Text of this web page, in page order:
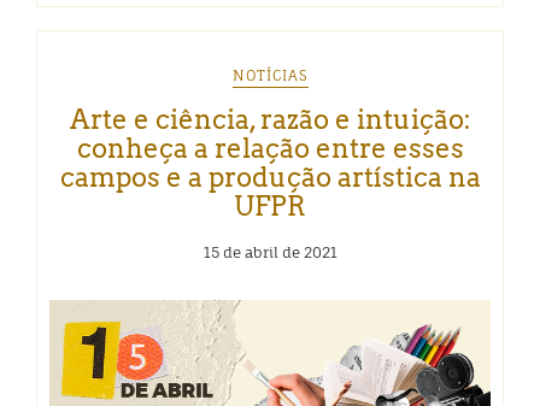
NOTÍCIAS
Arte e ciência, razão e intuição:
conheça a relação entre esses
campos e a produção artística na
UFPR
15 de abril de 2021